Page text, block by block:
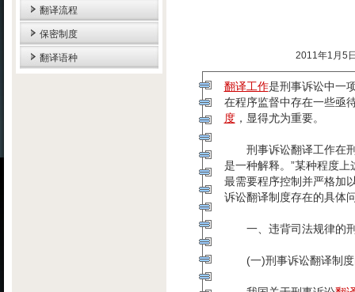
翻译流程
保密制度
翻译语种 2011年1月5
翻译工作是刑事诉讼中一
在程序监督中存在一些亟
度，显得尤为重要。
刑事诉讼翻译工作在刑
是一种解释。”某种程度
最需要程序控制并严格加
诉讼翻译制度存在的具体
一、违背司法规律的刑
(一)刑事诉讼翻译制度